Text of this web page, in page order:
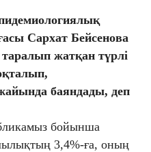
Сархат Бейсенова
жатқан түрлі
баяндады, деп
бойынша
3,4%-ға, оның